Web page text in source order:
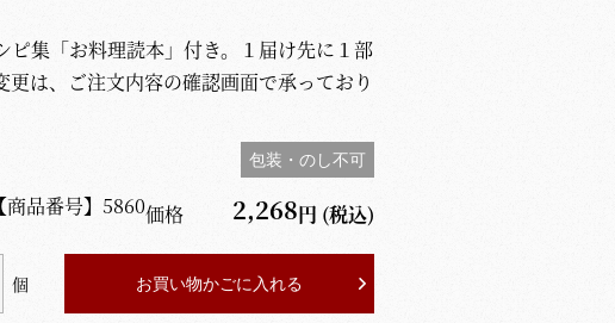
集「お料理読本」付き。１届け先に１部
更は、ご注文内容の確認画面で承っており
包装・のし不可
【商品番号】 5860価格 2,268円 (税込)
個 お買い物かごに入れる